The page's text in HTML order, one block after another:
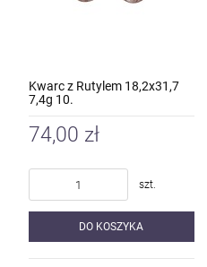
Kwarc z Rutylem 18,2x31,7
7,4g 10.
74,00 zł
szt.
DO KOSZYKA